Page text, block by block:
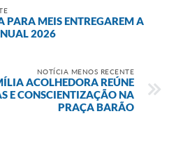
PARA MEIS ENTREGAREM A
2026
NOTÍCIA MENOS RECENTE
ACOLHEDORA REÚNE
E CONSCIENTIZAÇÃO NA
PRAÇA BARÃO